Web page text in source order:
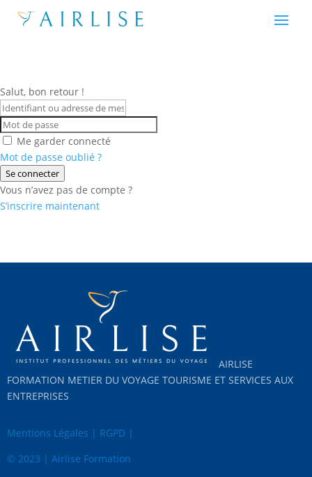
Salut, bon retour !
Me garder connecté
Mot de passe oublié ?
Se connecter
Vous n’avez pas de compte ?
S’inscrire maintenant
AIRLISE
FORMATION METIER DU VOYAGE TOURISME ET SERVICES AUX
ENTREPRISES
Mentions Légales | RGPD |
© 2023 | Airlise Formation